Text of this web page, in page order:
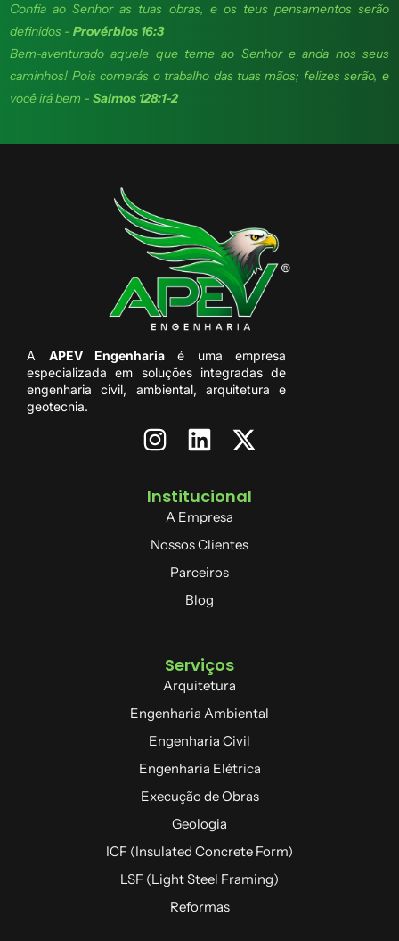
Confia ao Senhor as tuas obras, e os teus pensamentos serão
definidos -Provérbios 16:3
Bem-aventurado aquele que teme ao Senhor e anda nos seus
caminhos! Pois comerás o trabalho das tuas mãos; felizes serão, e
você irá bem -Salmos 128:1-2
A APEV Engenharia é uma empresa
especializada em soluções integradas de
engenharia civil, ambiental, arquitetura e
geotecnia.
Institucional
A Empresa
Nossos Clientes
Parceiros
Blog
Serviços
Arquitetura
Engenharia Ambiental
Engenharia Civil
Engenharia Elétrica
Execução de Obras
Geologia
ICF (Insulated Concrete Form)
LSF (Light Steel Framing)
Reformas